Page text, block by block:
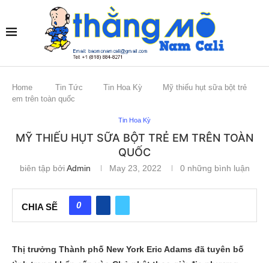
Home Tin Tức Tin Hoa Kỳ
Mỹ thiếu hụt sữa bột trẻ
em trên toàn quốc
Tin Hoa Kỳ
MỸ THIẾU HỤT SỮA BỘT TRẺ EM TRÊN TOÀN
QUỐC
biên tập bởi Admin May 23, 2022 0 những bình luận
CHIA SẼ 0
Thị trưởng Thành phố New York Eric Adams đã tuyên bố